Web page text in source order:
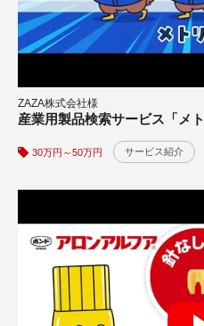
ZAZA株式会社様
産業用製品検索サービス「メ
30万円～50万円 サービス紹介
アロンアルファ商品紹介動画
30万円～50万円 オリジナルイラス
動画の制作
社歌制作事例
50万円～100万円 会社・学校・店